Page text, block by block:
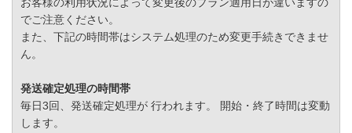
お客様の利用状況によって変更後のプラン適用日が違いますの
でご注意ください。
また、下記の時間帯はシステム処理のため変更手続きできませ
ん。
発送確定処理の時間帯
毎日3回、発送確定処理が 行われます。 開始・終了時間は変動
します。